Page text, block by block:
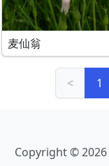
麦仙翁
< 1
Copyright © 2026